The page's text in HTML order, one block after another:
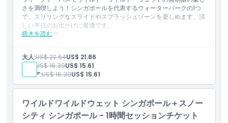
服装規定
キャンセルポリシー
さを満喫しよう！シンガポールを代表するウォーターパークの1つ
で、スリリングなスライドやスプラッシュゾーンを楽しめます。涼
しい平日のお出かけに最適です。
続きを読む
含まれるもの
で入場可能
スリリングなスライド、スプラッシュゾーン、家族で楽しめる
アクティビティを満喫
大人:US$ 22.64US$ 21.86
子供: US$ 16.39US$ 15.61
シニア:US$ 16.39US$ 15.61
ワイルドワイルドウェット シンガポール＋スノー
シティ シンガポール - 1時間セッションチケット